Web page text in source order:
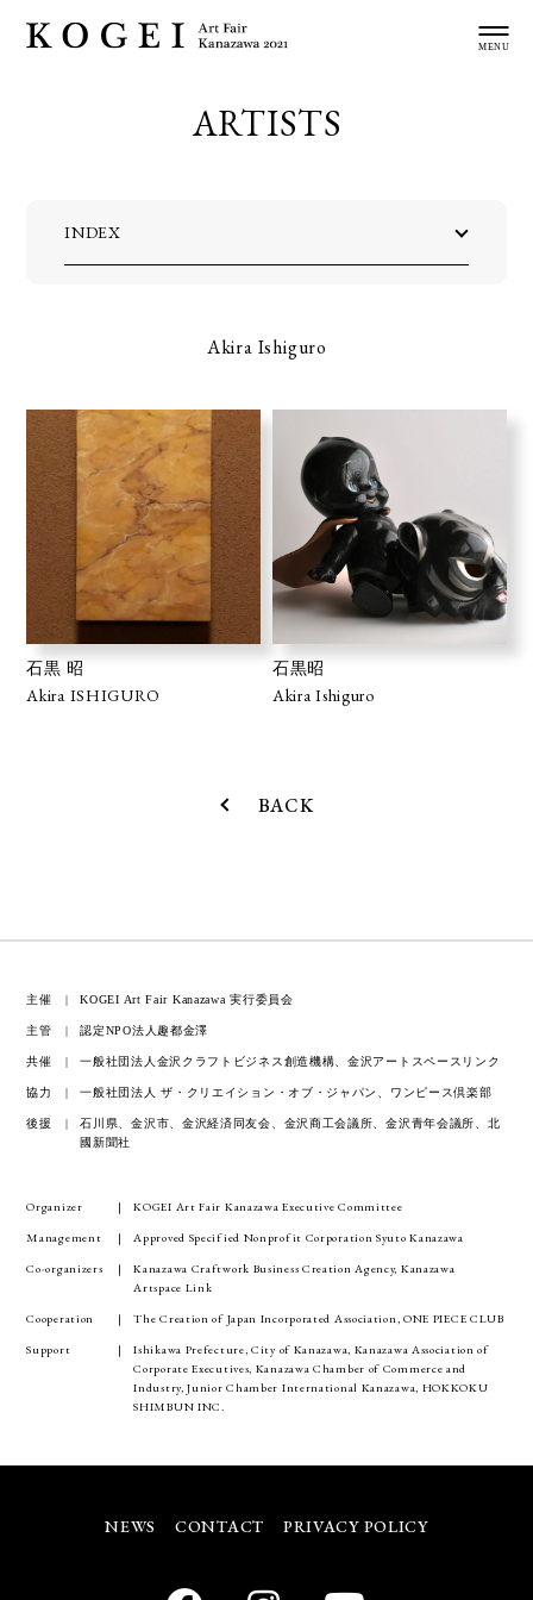
ARTISTS
INDEX
Akira Ishiguro
石黒 昭
Akira ISHIGURO
石黒昭
Akira Ishiguro
BACK
主催 KOGEI Art Fair Kanazawa 実行委員会
主管 認定NPO法人趣都金澤
共催 一般社団法人金沢クラフトビジネス創造機構、金沢アートスペースリンク
協力 一般社団法人 ザ・クリエイション・オブ・ジャパン、ワンピース倶楽部
後援
石川県、金沢市、金沢経済同友会、金沢商工会議所、金沢青年会議所、北
國新聞社
Organizer
KOGEI Art Fair Kanazawa Executive Committee
Management
Approved Specified Nonprofit Corporation Syuto Kanazawa
Co-organizers
Kanazawa Craftwork Business Creation Agency, Kanazawa
Artspace Link
Cooperation
The Creation of Japan Incorporated Association, ONE PIECE CLUB
Support
Ishikawa Prefecture, City of Kanazawa, Kanazawa Association of
Corporate Executives, Kanazawa Chamber of Commerce and
Industry, Junior Chamber International Kanazawa, HOKKOKU
SHIMBUN INC.
NEWS CONTACT PRIVACY POLICY